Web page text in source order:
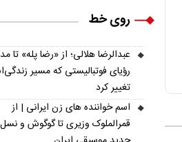
روی خط
عبدالرضا هلالی؛ از «رضا پله» تا
رؤیای فوتبالیستی که مسیر
تغییر کرد
اسم خواننده های زن ایرانی | از
قمرالملوک وزیری تا گوگوش و نسل